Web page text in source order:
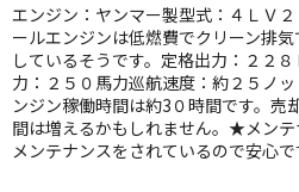
エンジン：ヤンマー製型式：４ＬＶ
ールエンジンは低燃費でクリーン排
しているそうです。定格出力：２２
力：２５０馬力巡航速度：約２５ノ
ンジン稼働時間は約3０時間です。売
間は増えるかもしれません。★メン
メンテナンスをされているので安心で